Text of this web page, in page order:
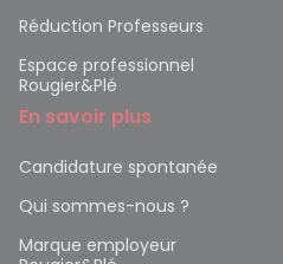
Réduction Professeurs
Espace professionnel
Rougier&Plé
En savoir plus
Candidature spontanée
Qui sommes-nous ?
Marque employeur